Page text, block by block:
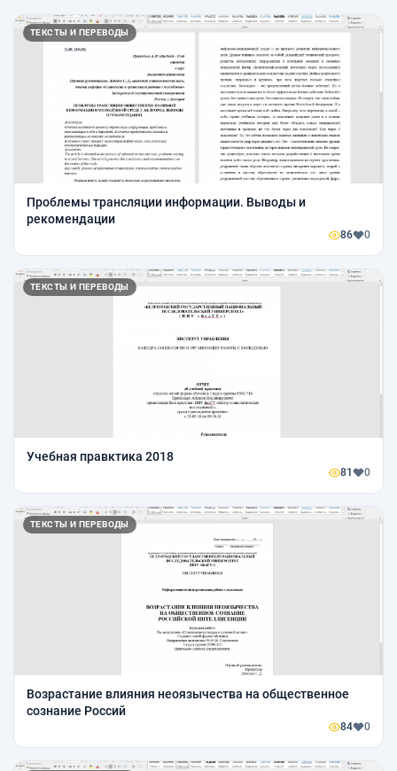
ТЕКСТЫ И ПЕРЕВОДЫ
Проблемы трансляции информации. Выводы и
рекомендации
86 0
ТЕКСТЫ И ПЕРЕВОДЫ
Учебная правктика 2018
81 0
ТЕКСТЫ И ПЕРЕВОДЫ
Возрастание влияния неоязычества на общественное
сознание Россий
84 0